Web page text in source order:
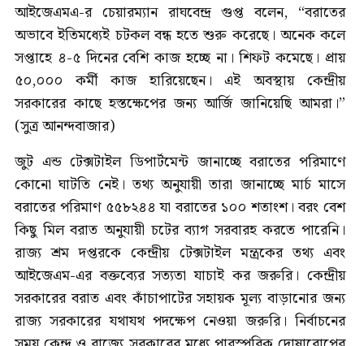
আইজেএমএ-র চেয়ারম্যান রাঘবেন্দ্র গুপ্ত বলেন, “বরাতের
অভাবে ইতিমধ্যেই চটকল বন্ধ হতে শুরু করেছে। অনেক কলে
সপ্তাহে ৪-৫ দিনের বেশি কাজ হচ্ছে না। শিফট কমেছে। প্রায়
৫০,০০০ কর্মী কাজ হারিয়েছেন। এই অবস্থায় কেন্দ্রীয়
সরকারের কাছে হস্তক্ষেপের জন্য আর্জি জানিয়েছি আমরা।”
(সুত্র আনন্দবাজার)
জুট এন্ড টেক্সটাইল ডিপার্টমেন্ট জানাচ্ছে বরাতের পরিমাণে
কোনো ঘাটতি নেই। তথ্য অনুযায়ী তারা জানাচ্ছে মার্চ মাসে
বরাতের পরিমাণ ৫৫৮২৪৪ যা বরাতের ১০০ শতাংশ। বরং বেশ
কিছু মিল বরাত অনুযায়ী চটের ব্যাগ সরবারহ করতে পারেনি।
রাজ্য শ্রম দপ্তরকে কেন্দ্রীয় টেক্সটাইল মন্ত্রকের তথ্য এবং
আইজেএম-এর বক্তব্যের সত্যতা যাচাই কর জরুরি। কেন্দ্রীয়
সরকারের বরাত এবং কাঁচাপাটের সহায়ক মূল্য বাড়ানোর জন্য
রাজ্য সরকারের যথাযথ পদক্ষেপ নেওয়া জরুরি। নির্বাচনের